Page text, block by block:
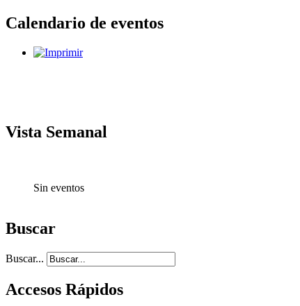
Calendario de eventos
Vista Semanal
Sin eventos
Buscar
Buscar...
Accesos Rápidos